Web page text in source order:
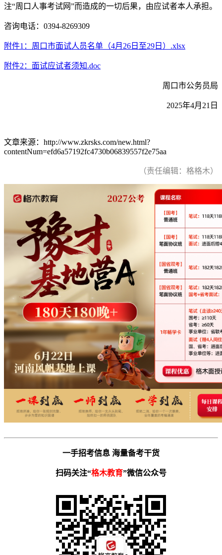
注“周口人事考试网”而造成的一切后果，由应试者本人承担。
咨询电话：0394-8269309
附件1：周口市面试人员名单（4月26日至29日）.xlsx
附件2：面试应试者须知.doc
周口市公务员局
2025年4月21日
文章来源：http://www.zkrsks.com/new.html?
contentNum=efd6a57192fc4730b06839557f2e75aa
（责任编辑：格格木）
一手招考信息 海量备考干货
扫码关注“格木教育”微信公众号